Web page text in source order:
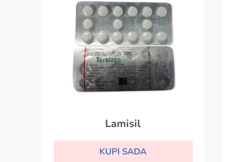
Lamisil
KUPI SADA